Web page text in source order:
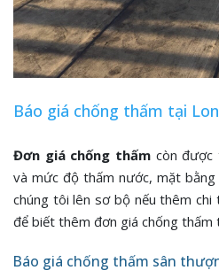
Báo giá chống thấm tại
Đơn giá chống thấmcòn được
và mức độ thấm nước, mặt
chúng tôi lên sơ bộ nếu thêm
để biết thêm đơn giá chống thấm
Báo giá chống thấm sân